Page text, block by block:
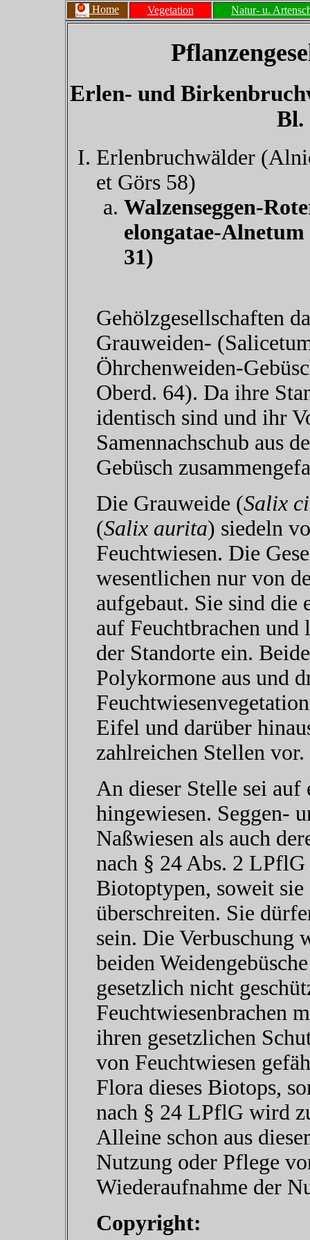
Home Vegetation Natur- u.
Erlen- und
Bl.
Erlenbruchwälder
et Görs 58)
Walzenseggen-
elongatae-
31)
Gehölzgesellschaften
Grauweiden-
Öhrchenweiden-
Oberd. 64). Da ihre
identisch sind und ihr
Samennachschub aus
Gebüsch
Die Grauweide (Salix
(Salix aurita) siedeln
Feuchtwiesen. Die
wesentlichen nur von
aufgebaut. Sie sind die
auf Feuchtbrachen
der Standorte ein.
Polykormone aus und
Eifel und darüber
zahlreichen Stellen vor.
An dieser Stelle sei auf
hingewiesen. Seggen-
Naßwiesen als auch
nach § 24 Abs. 2
Biotoptypen, soweit sie
überschreiten. Sie
sein. Die Verbuschung
beiden
gesetzlich nicht
Feuchtwiesenbrachen
ihren gesetzlichen
von Feuchtwiesen
Flora dieses Biotops,
nach § 24 LPflG wird
Alleine schon aus
Nutzung oder Pflege
Wiederaufnahme der
Copyright: